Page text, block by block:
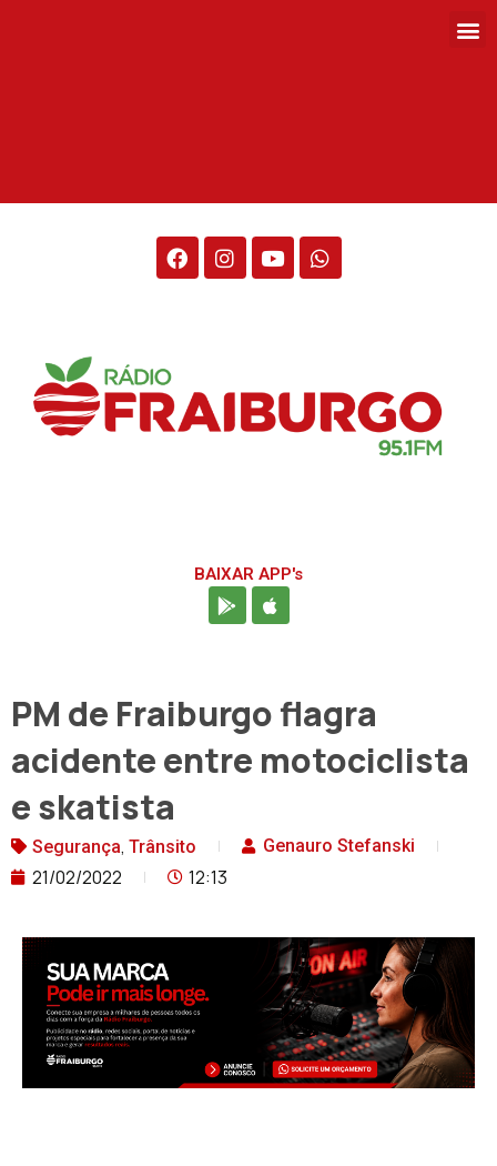
BAIXAR APP's
PM de Fraiburgo flagra
acidente entre motociclista
e skatista
Segurança, Trânsito Genauro Stefanski
21/02/2022 12:13